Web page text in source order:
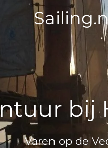
bij
Varen op de